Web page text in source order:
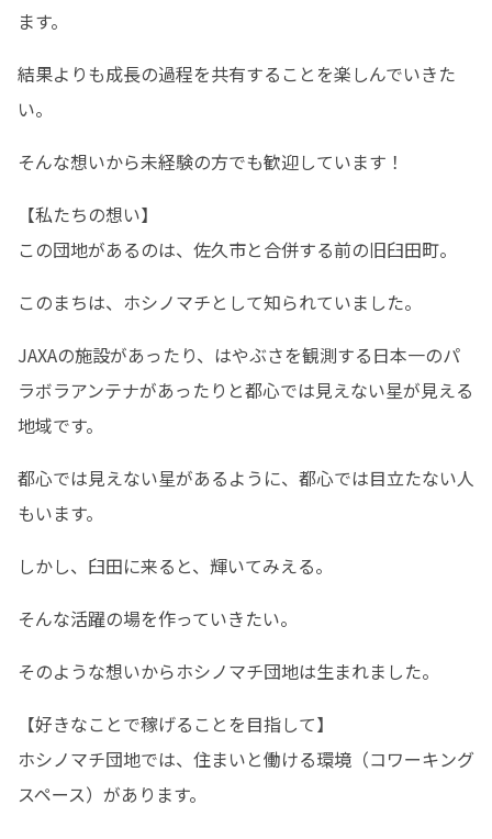
ます。
結果よりも成長の過程を共有することを楽しんでいきた
い。
そんな想いから未経験の方でも歓迎しています！
【私たちの想い】
この団地があるのは、佐久市と合併する前の旧臼田町。
このまちは、ホシノマチとして知られていました。
JAXAの施設があったり、はやぶさを観測する日本一のパ
ラボラアンテナがあったりと都心では見えない星が見える
地域です。
都心では見えない星があるように、都心では目立たない人
もいます。
しかし、臼田に来ると、輝いてみえる。
そんな活躍の場を作っていきたい。
そのような想いからホシノマチ団地は生まれました。
【好きなことで稼げることを目指して】
ホシノマチ団地では、住まいと働ける環境（コワーキング
スペース）があります。